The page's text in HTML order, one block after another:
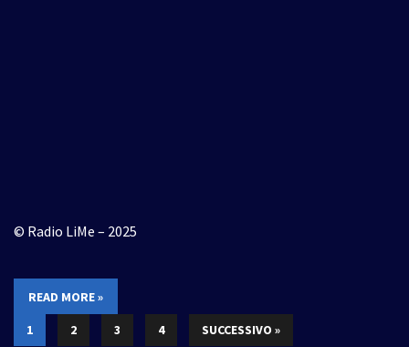
© Radio LiMe – 2025
READ MORE »
1
2 3 4 SUCCESSIVO »